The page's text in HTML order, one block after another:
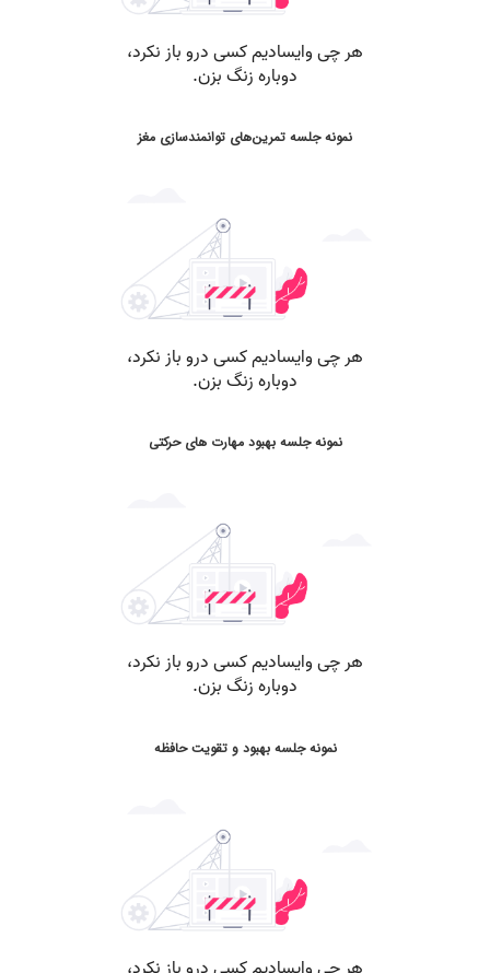
نمونه جلسه تمرین‌های توانمندسازی مغز
نمونه جلسه بهبود مهارت های حرکتی
نمونه جلسه بهبود و تقویت حافظه